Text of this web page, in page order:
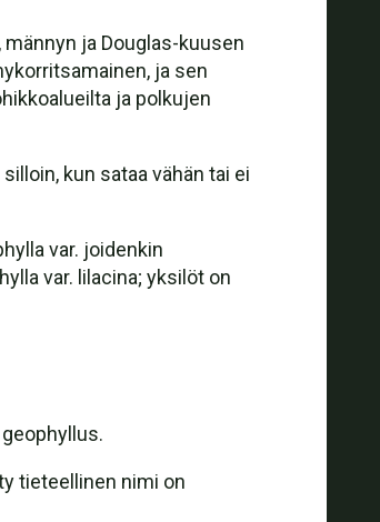
ja Douglas-kuusen
ja sen
ja polkujen
kun sataa vähän tai ei
var. joidenkin
var. lilacina; yksilöt on
tieteellinen nimi on